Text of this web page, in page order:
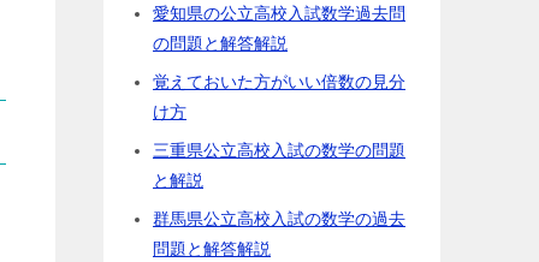
愛知県の公立高校入試数学過去問
の問題と解答解説
覚えておいた方がいい倍数の見分
け方
三重県公立高校入試の数学の問題
と解説
群馬県公立高校入試の数学の過去
問題と解答解説